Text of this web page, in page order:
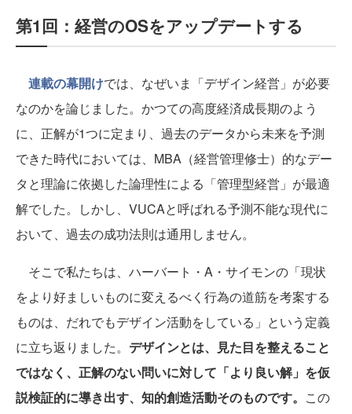
第1回：経営のOSをアップデートする
連載の幕開けでは、なぜいま「デザイン経営」が必要
なのかを論じました。かつての高度経済成長期のよう
に、正解が1つに定まり、過去のデータから未来を予測
できた時代においては、MBA（経営管理修士）的なデー
タと理論に依拠した論理性による「管理型経営」が最適
解でした。しかし、VUCAと呼ばれる予測不能な現代に
おいて、過去の成功法則は通用しません。
そこで私たちは、ハーバート・A・サイモンの「現状
をより好ましいものに変えるべく行為の道筋を考案する
ものは、だれでもデザイン活動をしている」という定義
に立ち返りました。 デザインとは、見た目を整えること
ではなく、正解のない問いに対して「より良い解」を仮
説検証的に導き出す、知的創造活動そのものです。 この